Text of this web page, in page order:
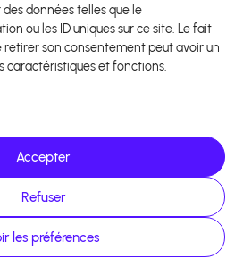
données telles que le
ou les ID uniques sur ce site. Le fait
retirer son consentement peut avoir un
caractéristiques et fonctions.
Accepter
Refuser
les préférences
- Logiciel d'affiliation - Tous droits